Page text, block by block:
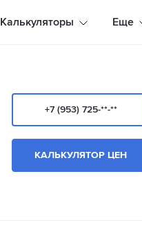
Калькуляторы Еще
+7 (953) 725-**-**
КАЛЬКУЛЯТОР ЦЕН